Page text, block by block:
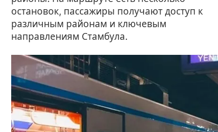
остановок, пассажиры получают доступ к
различным районам и ключевым
направлениям Стамбула.